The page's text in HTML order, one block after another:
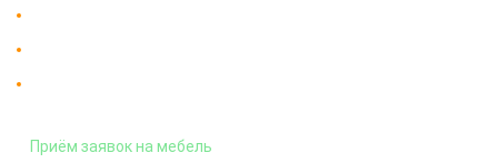
Приём заявок на мебель